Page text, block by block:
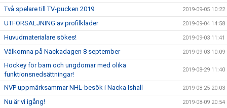
Två spelare till TV-pucken 2019 2019-09-05 10:22
UTFÖRSÄLJNING av profilkläder 2019-09-04 14:58
Huvudmaterialare sökes! 2019-09-03 11:41
Välkomna på Nackadagen 8 september 2019-09-03 10:09
Hockey för barn och ungdomar med olika
funktionsnedsättningar!
2019-08-29 11:40
NVP uppmärksammar NHL-besök i Nacka Ishall 2019-08-25 20:03
Nu är vi igång! 2019-08-09 20:54